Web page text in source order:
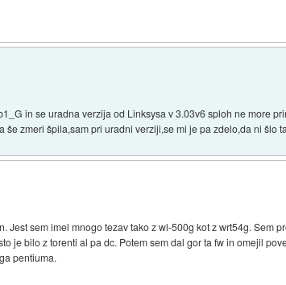
in se uradna verzija od Linksysa v 3.03v6 sploh ne more
zmeri špila,sam pri uradni verziji,se mi je pa zdelo,da ni šlo
Jest sem imel mnogo tezav tako z wl-500g kot z wrt54g. Sem
je bilo z torenti al pa dc. Potem sem dal gor ta fw in omejil
pentiuma.